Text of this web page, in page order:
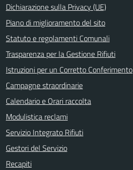
Dichiarazione sulla Privacy (UE)
Piano di miglioramento del sito
Statuto e regolamenti Comunali
Trasparenza per la Gestione Rifiuti
Istruzioni per un Corretto Conferimento
Campagne straordinarie
Calendario e Orari raccolta
Modulistica reclami
Servizio Integrato Rifiuti
Gestori del Servizio
Recapiti